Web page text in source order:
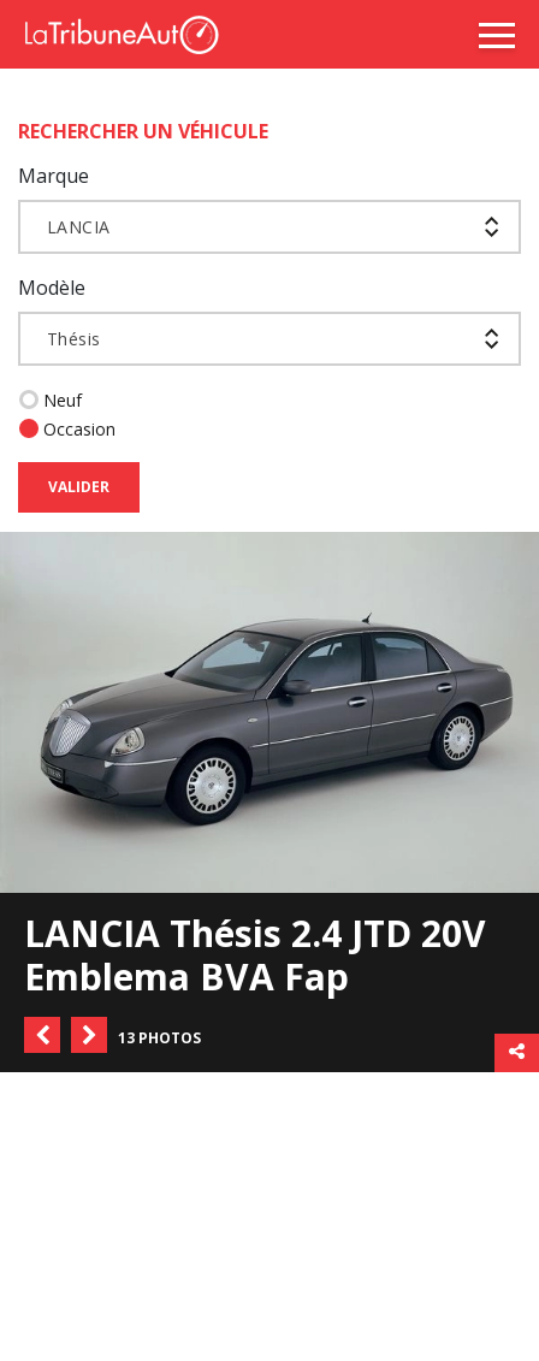
RECHERCHER UN VÉHICULE
Marque
LANCIA
Modèle
Thésis
Neuf
Occasion
VALIDER
LANCIA Thésis 2.4 JTD 20V
Emblema BVA Fap
13 PHOTOS